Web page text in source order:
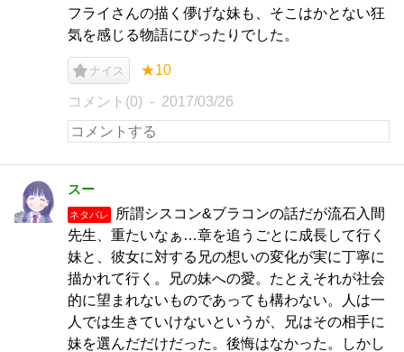
フライさんの描く儚げな妹も、そこはかとない狂
気を感じる物語にぴったりでした。
ナイス ★10
コメント(0) 2017/03/26
スー
ネタバレ
所謂シスコン&ブラコンの話だが流石入間
先生、重たいなぁ…章を追うごとに成長して行く
妹と、彼女に対する兄の想いの変化が実に丁寧に
描かれて行く。兄の妹への愛。たとえそれが社会
的に望まれないものであっても構わない。人は一
人では生きていけないというが、兄はその相手に
妹を選んだだけだった。後悔はなかった。しかし